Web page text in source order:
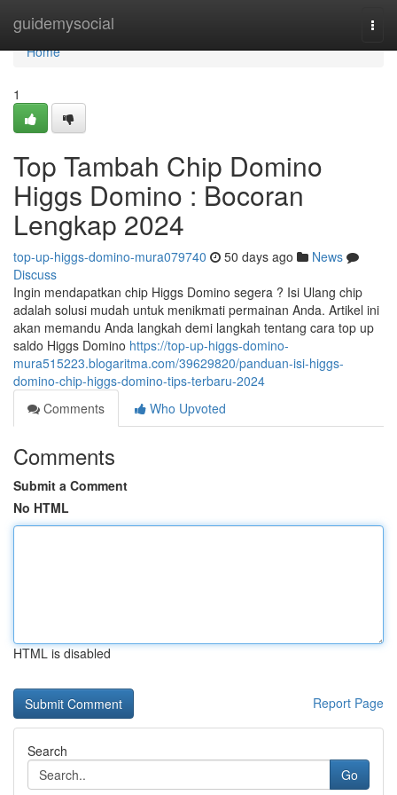
guidemysocial
Home
Home
1
Top Tambah Chip Domino
Higgs Domino : Bocoran
Lengkap 2024
top-up-higgs-domino-mura079740 50 days ago
News
Discuss
Ingin mendapatkan chip Higgs Domino segera ? Isi Ulang chip
adalah solusi mudah untuk menikmati permainan Anda. Artikel ini
akan memandu Anda langkah demi langkah tentang cara top up
saldo Higgs Domino https://top-up-higgs-domino-
mura515223.blogaritma.com/39629820/panduan-isi-higgs-
domino-chip-higgs-domino-tips-terbaru-2024
Comments
Who Upvoted
Comments
Submit a Comment
No HTML
HTML is disabled
Report Page
Search
Go